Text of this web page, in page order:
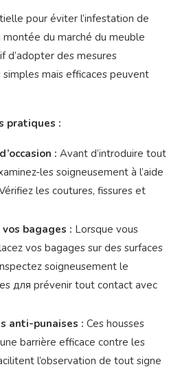
pour éviter l’infestation de
montée du marché du meuble
d’adopter des mesures
mais efficaces peuvent
pratiques :
: Avant d’introduire tout
les soigneusement à l’aide
les coutures, fissures et
bagages : Lorsque vous
vos bagages sur des surfaces
soigneusement le
для prévenir tout contact avec
anti-punaises : Ces housses
barrière efficace contre les
l’observation de tout signe